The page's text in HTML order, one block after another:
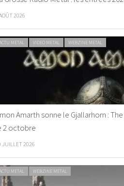
2026
METAL VIDEO METAL WEBZINE METAL
Amarth sonne le Gjallarhorn :
2 octobre
JUILLET 2026
METAL WEBZINE METAL